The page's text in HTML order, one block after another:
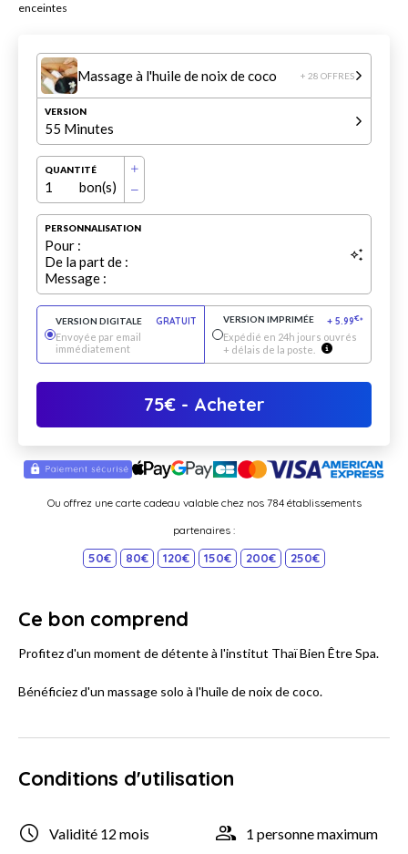
enceintes
Massage à l'huile de noix de coco + 28 OFFRES
VERSION
55 Minutes
QUANTITÉ
1 bon(s)
PERSONNALISATION
Pour :
De la part de :
Message :
VERSION DIGITALE
GRATUIT
Envoyée par email
immédiatement
VERSION IMPRIMÉE + 5.99€*
Expédié en 24h jours ouvrés
+ délais de la poste.
75€- Acheter
Ou offrez une carte cadeau valable chez nos 784 établissements
partenaires :
50€ 80€ 120€ 150€ 200€ 250€
Ce bon comprend
Profitez d'un moment de détente à l'institut Thaï Bien Être Spa.
Bénéficiez d'un massage solo à l'huile de noix de coco.
Conditions d'utilisation
Validité 12 mois 1 personne maximum